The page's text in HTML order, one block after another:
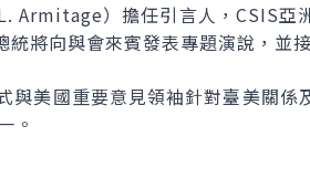
Armitage）擔任引言人，CSIS亞
將向與會來賓發表專題演說，並
美國重要意見領袖針對臺美關係
。